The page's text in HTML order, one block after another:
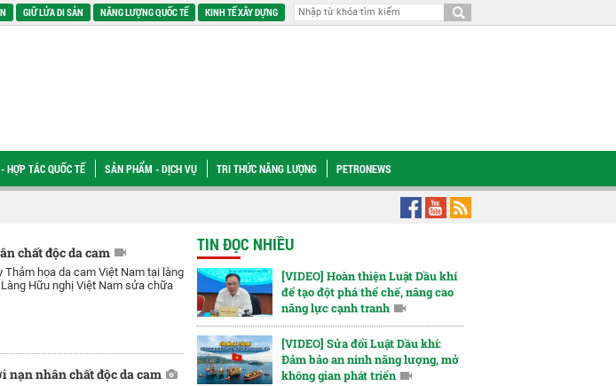
GIỮ LỬA DI SẢN NĂNG LƯỢNG QUỐC TẾ KINH TẾ XÂY DỰNG
HỢP TÁC QUỐC TẾ SẢN PHẨM - DỊCH VỤ TRI THỨC NĂNG LƯỢNG PETRONEWS
lan tỏa nghĩa tình, sẻ chia với nạn nhân chất độc da cam [VIDEO] Petrovietnam chung tay xây dựng Trường THPT
chất độc da cam
họa da cam Việt Nam tại làng
Hữu nghị Việt Nam sửa chữa
nhân chất độc da cam
TIN ĐỌC NHIỀU
[VIDEO] Hoàn thiện Luật Dầu khí
để tạo đột phá thể chế, nâng cao
năng lực cạnh tranh
[VIDEO] Sửa đổi Luật Dầu khí:
Đảm bảo an ninh năng lượng, mở
không gian phát triển